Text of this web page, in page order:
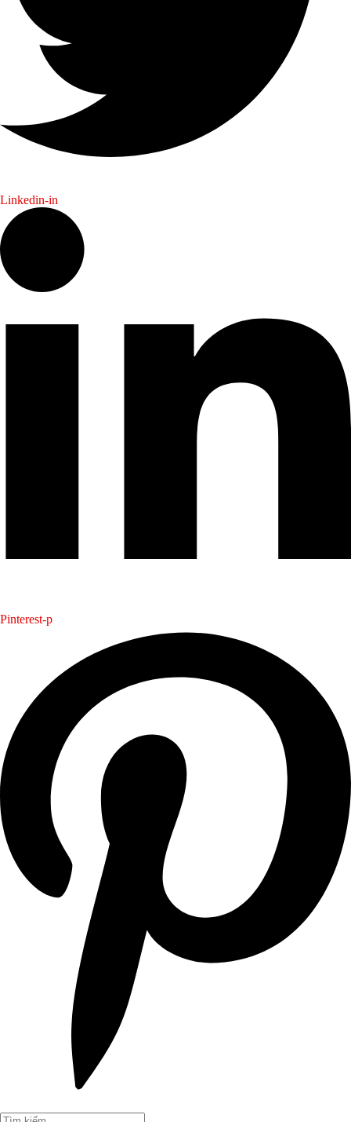
Linkedin-in
Pinterest-p